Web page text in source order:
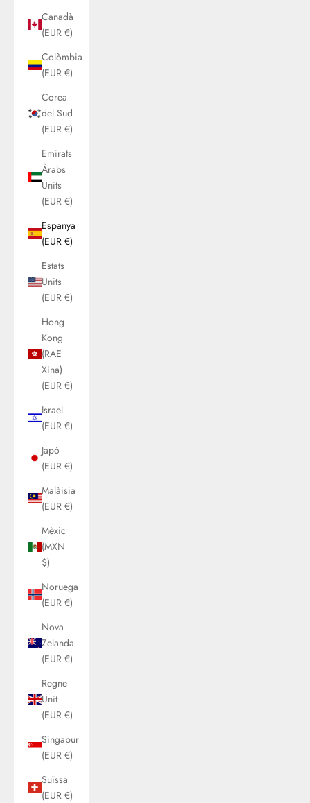
Canadà
(EUR €)
Colòmbia
(EUR €)
Corea
del Sud
(EUR €)
Emirats
Àrabs
Units
(EUR €)
Espanya
(EUR €)
Estats
Units
(EUR €)
Hong
Kong
(RAE
Xina)
(EUR €)
Israel
(EUR €)
Japó
(EUR €)
Malàisia
(EUR €)
Mèxic
(MXN
$)
Noruega
(EUR €)
Nova
Zelanda
(EUR €)
Regne
Unit
(EUR €)
Singapur
(EUR €)
Suïssa
(EUR €)